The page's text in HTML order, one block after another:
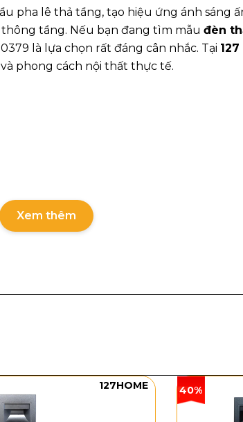
pha lê thả tầng, tạo hiệu ứng ánh sáng
tầng. Nếu bạn đang tìm mẫu đèn
là lựa chọn rất đáng cân nhắc. Tại 127
phong cách nội thất thực tế.
Xem thêm
127HOME 40%